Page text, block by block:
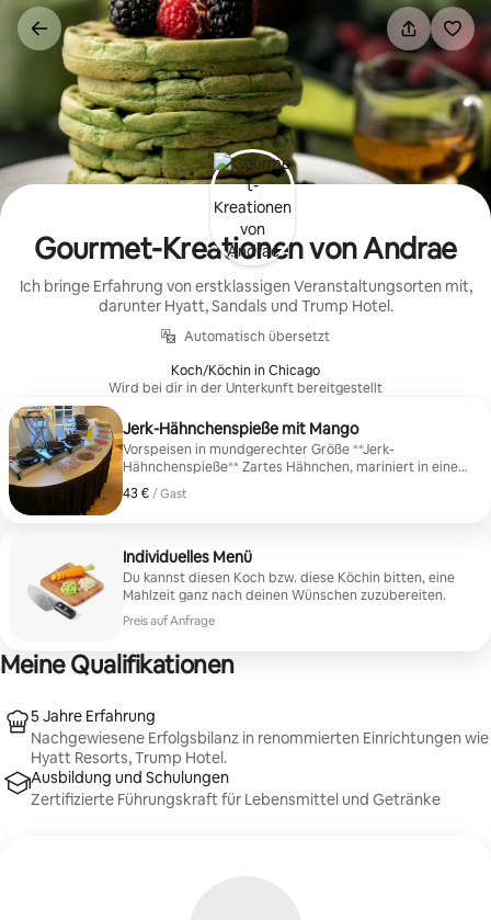
Zu
Inhalten
springen
Gourmet-Kreationen von Andrae
Ich bringe Erfahrung von erstklassigen Veranstaltungsorten mit,
darunter Hyatt, Sandals und Trump Hotel.
Automatisch übersetzt
Koch/Köchin in Chicago
Wird bei dir in der Unterkunft bereitgestellt
Jerk-Hähnchenspieße mit Mango
Vorspeisen in mundgerechter Größe **Jerk-
Hähnchenspieße** Zartes Hähnchen, mariniert in einer
würzigen Jerk-Würzmischung, perfekt gegrillt und mit
Mango-Salsa serviert
43 € / Gast
43 € pro Gast
Individuelles Menü
Du kannst diesen Koch bzw. diese Köchin bitten, eine
Mahlzeit ganz nach deinen Wünschen zuzubereiten.
Preis auf Anfrage
Meine Qualifikationen
5 Jahre Erfahrung
Nachgewiesene Erfolgsbilanz in renommierten Einrichtungen wie
Hyatt Resorts, Trump Hotel.
Ausbildung und Schulungen
Zertifizierte Führungskraft für Lebensmittel und Getränke